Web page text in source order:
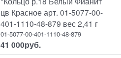
цв Красное арт. 01-5077-00-
401-1110-48-879 вес 2,41 г
01-5077-00-401-1110-48-879
41 000руб.